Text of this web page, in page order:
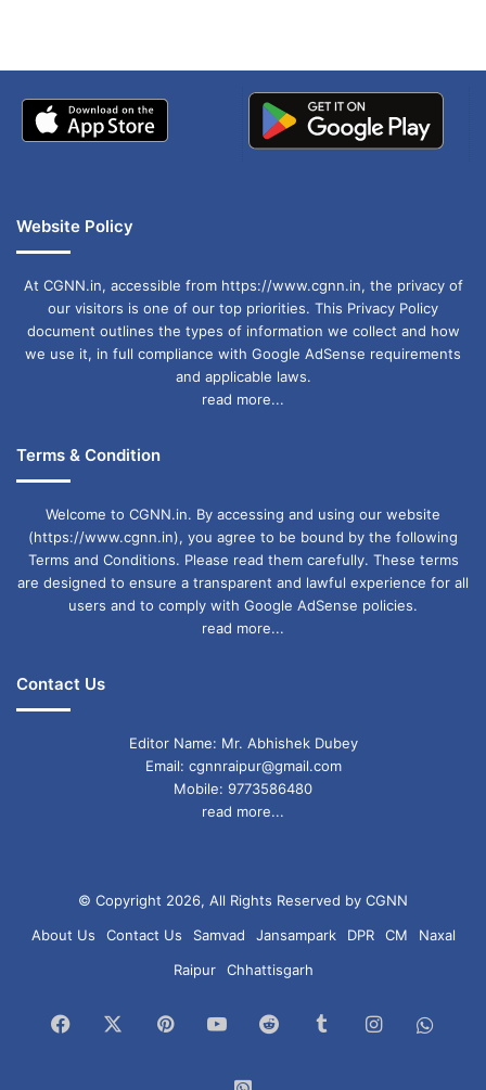
Website Policy
At CGNN.in, accessible from https://www.cgnn.in, the privacy of
our visitors is one of our top priorities. This Privacy Policy
document outlines the types of information we collect and how
we use it, in full compliance with Google AdSense requirements
and applicable laws.
read more...
Terms & Condition
Welcome to CGNN.in. By accessing and using our website
(https://www.cgnn.in), you agree to be bound by the following
Terms and Conditions. Please read them carefully. These terms
are designed to ensure a transparent and lawful experience for all
users and to comply with Google AdSense policies.
read more...
Contact Us
Editor Name: Mr. Abhishek Dubey
Email: cgnnraipur@gmail.com
Mobile: 9773586480
read more...
© Copyright 2026, All Rights Reserved by CGNN
About Us
Contact Us Samvad Jansampark DPR CM
Naxal
Raipur
Chhattisgarh
Facebook PinterestYouTubeReddit TumblrInstagram